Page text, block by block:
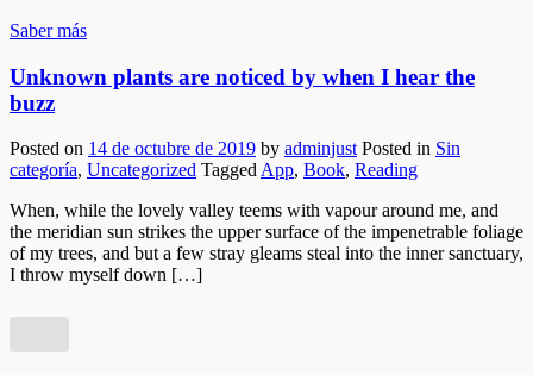
Saber más
Unknown plants are noticed by when I hear the
buzz
Posted on 14 de octubre de 2019 by adminjustPosted in Sin
categoría, Uncategorized TaggedApp, Book, Reading
When, while the lovely valley teems with vapour around me, and
the meridian sun strikes the upper surface of the impenetrable foliage
of my trees, and but a few stray gleams steal into the inner sanctuary,
I throw myself down […]
funcione lo
durante tu
visita. Si
rechaza estas
algunas
funcionalidades
de la web.
Al compartir